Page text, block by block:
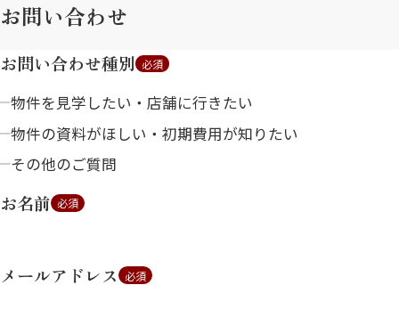
お問い合わせ
お問い合わせ種別 必須
物件を見学したい・店舗に行きたい
物件の資料がほしい・初期費用が知りたい
その他のご質問
お名前 必須
メールアドレス 必須